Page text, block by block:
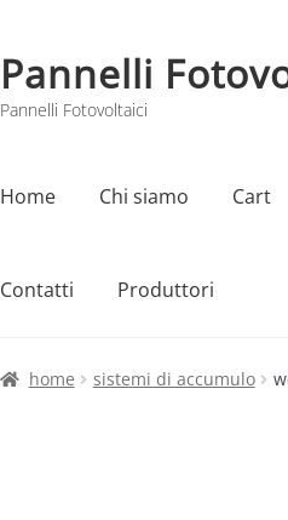
Vai
alla
navigazione
Vai
al
contenuto
Pannelli
Pannelli Fotovoltaici
Home Chi siamo Cart
Contatti Produttori
Home Cart Checkout Chi siamo
home sistemi di accumulo